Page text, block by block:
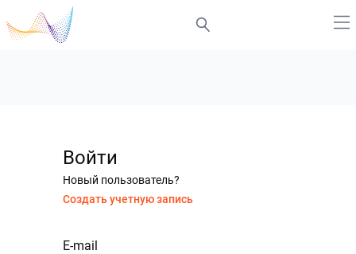
Войти
Новый пользователь?
Создать учетную запись
E-mail